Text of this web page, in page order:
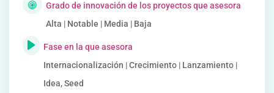
Grado de innovación de los proyectos que asesora
Alta | Notable | Media | Baja
Fase en la que asesora
Internacionalización | Crecimiento | Lanzamiento |
Idea, Seed